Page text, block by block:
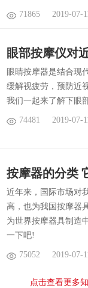
71865 2019-07-
眼部按摩仪对
眼睛按摩器是结合现
缓解视疲劳，预防近
我们一起来了解下眼
74481 2019-07-
按摩器的分类
近年来，国际市场对
高，也为我国按摩器
为世界按摩器具制造
一下吧!
75052 2019-07-
点击查看更多